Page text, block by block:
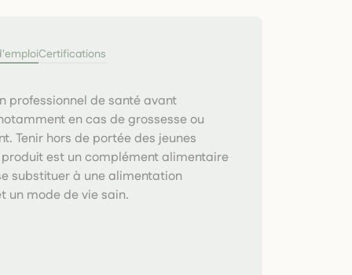
Certifications
professionnel de santé avant
en cas de grossesse ou
Tenir hors de portée des jeunes
est un complément alimentaire
substituer à une alimentation
un mode de vie sain.